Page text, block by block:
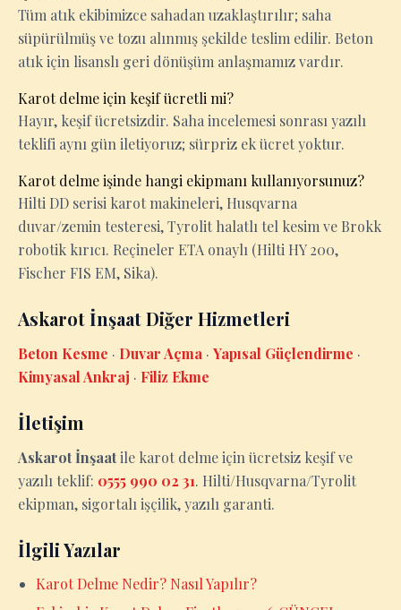
Tüm atık ekibimizce sahadan uzaklaştırılır; saha
süpürülmüş ve tozu alınmış şekilde teslim edilir. Beton
atık için lisanslı geri dönüşüm anlaşmamız vardır.
Karot delme için keşif ücretli mi?
Hayır, keşif ücretsizdir. Saha incelemesi sonrası yazılı
teklifi aynı gün iletiyoruz; sürpriz ek ücret yoktur.
Karot delme işinde hangi ekipmanı kullanıyorsunuz?
Hilti DD serisi karot makineleri, Husqvarna
duvar/zemin testeresi, Tyrolit halatlı tel kesim ve Brokk
robotik kırıcı. Reçineler ETA onaylı (Hilti HY 200,
Fischer FIS EM, Sika).
Askarot İnşaat Diğer Hizmetleri
Beton Kesme · Duvar Açma · Yapısal Güçlendirme ·
Kimyasal Ankraj · Filiz Ekme
İletişim
Askarot İnşaatile karot delme için ücretsiz keşif ve
yazılı teklif: 0555 990 02 31. Hilti/Husqvarna/Tyrolit
ekipman, sigortalı işçilik, yazılı garanti.
İlgili Yazılar
Karot Delme Nedir? Nasıl Yapılır?